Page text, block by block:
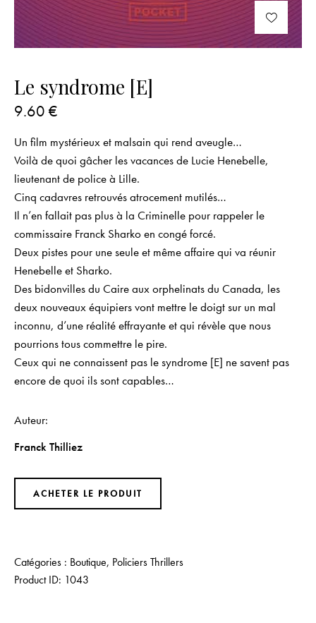
Le syndrome [E]
9.60 €
Un film mystérieux et malsain qui rend aveugle…
Voilà de quoi gâcher les vacances de Lucie Henebelle,
lieutenant de police à Lille.
Cinq cadavres retrouvés atrocement mutilés…
Il n’en fallait pas plus à la Criminelle pour rappeler le
commissaire Franck Sharko en congé forcé.
Deux pistes pour une seule et même affaire qui va réunir
Henebelle et Sharko.
Des bidonvilles du Caire aux orphelinats du Canada, les
deux nouveaux équipiers vont mettre le doigt sur un mal
inconnu, d’une réalité effrayante et qui révèle que nous
pourrions tous commettre le pire.
Ceux qui ne connaissent pas le syndrome [E] ne savent pas
encore de quoi ils sont capables…
Auteur
Franck Thilliez
ACHETER LE PRODUIT
Catégories : Boutique, Policiers Thrillers
Product ID: 1043